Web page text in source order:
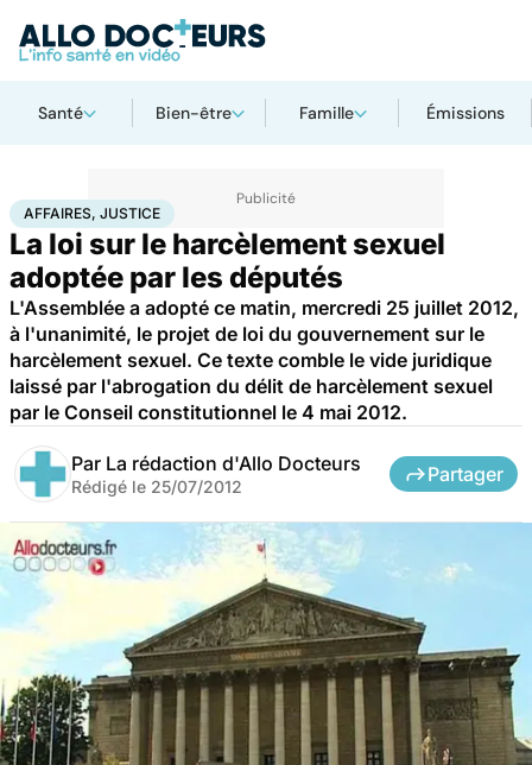
Santé Bien-être Famille Émissions
AccueilBien-êtreSexo Affaires, justice
AFFAIRES, JUSTICE
La loi sur le harcèlement sexuel
adoptée par les députés
L'Assemblée a adopté ce matin, mercredi 25 juillet 2012,
à l'unanimité, le projet de loi du gouvernement sur le
harcèlement sexuel. Ce texte comble le vide juridique
laissé par l'abrogation du délit de harcèlement sexuel
par le Conseil constitutionnel le 4 mai 2012.
Par La rédaction d'Allo Docteurs
Rédigé le 25/07/2012
Partager